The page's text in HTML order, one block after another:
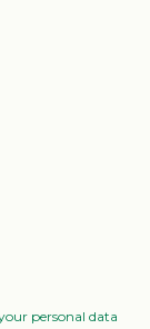
personal data